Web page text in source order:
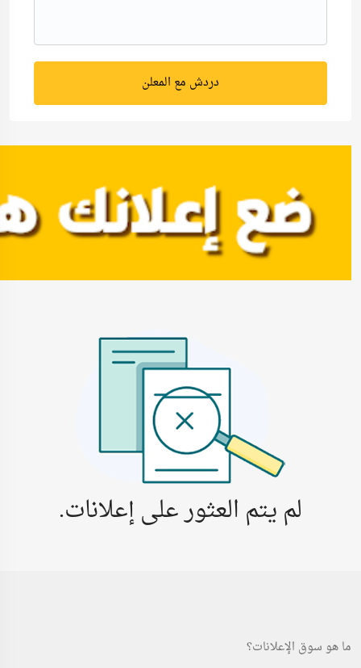
دردش مع المعلن
لم يتم العثور على إعلانات.
ما هو سوق الإعلانات؟